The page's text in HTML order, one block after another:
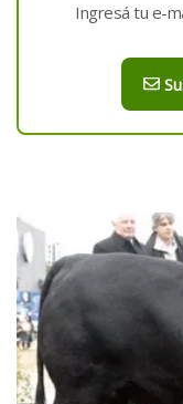
Ingresá tu e-